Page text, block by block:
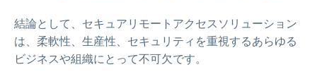
結論として、セキュアリモートアクセスソリューション
は、柔軟性、生産性、セキュリティを重視するあらゆる
ビジネスや組織にとって不可欠です。